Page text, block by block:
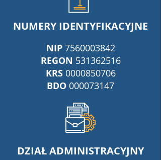
NUMERY IDENTYFIKACYJNE
NIP 7560003842
REGON 531362516
KRS 0000850706
BDO 000073147
DZIAŁ ADMINISTRACYJNY